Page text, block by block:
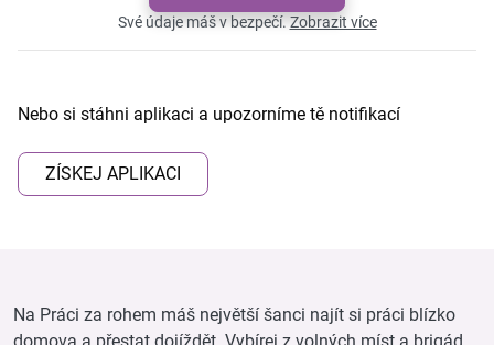
Své údaje máš v bezpečí.Zobrazit více
Nebo si stáhni aplikaci a upozorníme tě notifikací
ZÍSKEJ APLIKACI
Na Práci za rohem máš největší šanci najít si práci blízko
domova a přestat dojíždět. Vybírej z volných míst a brigád